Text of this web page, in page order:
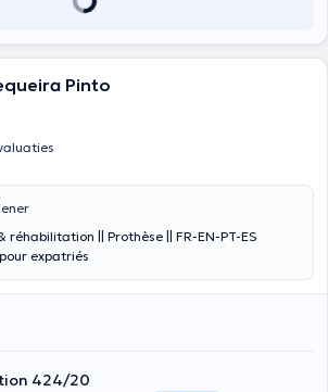
Pinto
|| Prothèse || FR-EN-PT-ES
expatriés
424/20